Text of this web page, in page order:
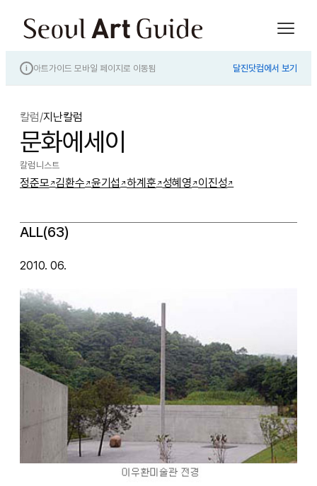
i 아트가이드 모바일 페이지로 이동됨 달진닷컴에서 보기
칼럼/지난칼럼
문화에세이
칼럼니스트
정준모↗김환수↗윤기섭 ↗하계훈↗성혜영 ↗ 이진성↗
ALL(63)
2010. 06.